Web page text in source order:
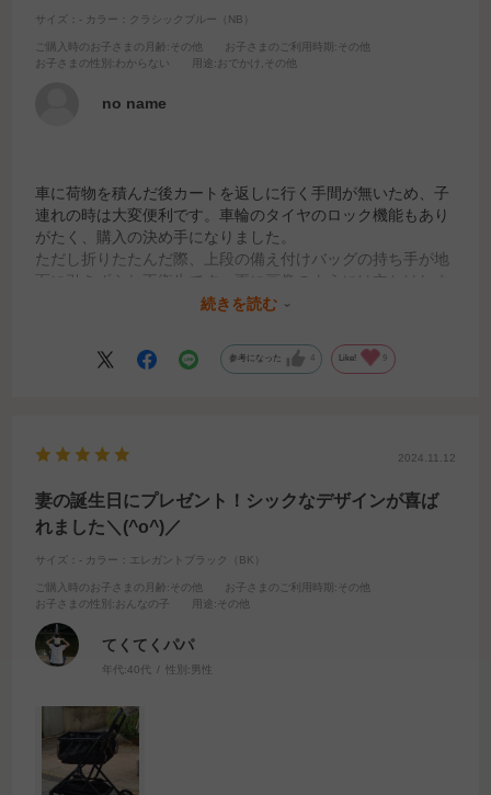
サイズ：- カラー：クラシックブルー（NB）
ご購入時のお子さまの月齢 :その他 お子さまのご利用時期 :その他
お子さまの性別 :わからない 用途 :おでかけ,その他
no name
車に荷物を積んだ後カートを返しに行く手間が無いため、子
連れの時は大変便利です。車輪のタイヤのロック機能もあり
がたく、購入の決め手になりました。
ただし折りたたんだ際、上段の備え付けバッグの持ち手が地
面に引きずられ不衛生です。更に画像のようには立ちはしま
すがかなり危うく、軽く手を添えておかないとないと前輪の
す。利き手でないと開けません。握力が弱い高齢の母には使
いづらいようです。
続きを読む
参考になった Like! 9
2024.11.12
妻の誕生日にプレゼント！シックなデザインが喜ば
れました＼(^o^)／
サイズ：- カラー：エレガントブラック（BK）
ご購入時のお子さまの月齢 :その他 お子さまのご利用時期 :その他
お子さまの性別 :おんなの子 用途 :その他
てくてくパパ
年代:40代 性別: 男性